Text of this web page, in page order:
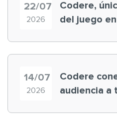
22/07
2026
Codere,
del juego en el
14/07
2026
Codere
audiencia a